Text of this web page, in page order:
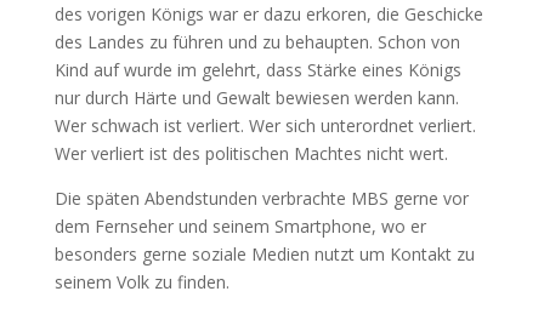
des vorigen Königs war er dazu erkoren, die Geschicke
des Landes zu führen und zu behaupten. Schon von
Kind auf wurde im gelehrt, dass Stärke eines Königs
nur durch Härte und Gewalt bewiesen werden kann.
Wer schwach ist verliert. Wer sich unterordnet verliert.
Wer verliert ist des politischen Machtes nicht wert.
Die späten Abendstunden verbrachte MBS gerne vor
dem Fernseher und seinem Smartphone, wo er
besonders gerne soziale Medien nutzt um Kontakt zu
seinem Volk zu finden.